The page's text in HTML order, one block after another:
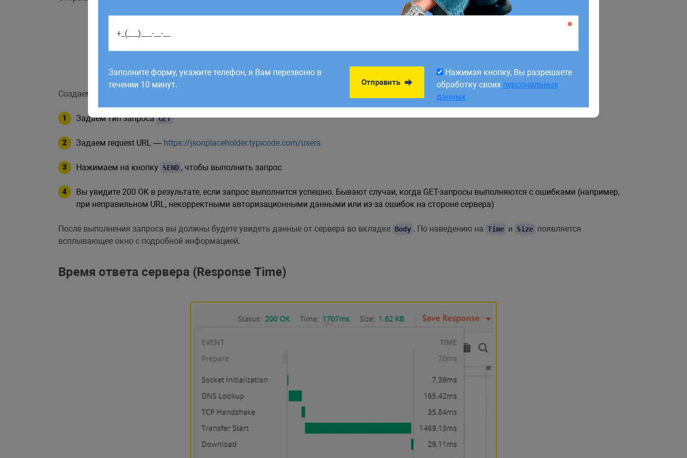
Создаем GET-запрос:
Задаем тип запроса GET
Задаем request URL — https://jsonplaceholder.typicode.com/users
Нажимаем на кнопку SEND , чтобы выполнить запрос
Вы увидите 200 OK в результате, если запрос выполнится успешно. Бывают случаи, когда GET-запросы выполняются с ошибками (например,
при неправильном URL, некорректными авторизационными данными или из-за ошибок на стороне сервера)
После выполнения запроса вы должны будете увидеть данные от сервера во вкладке Body . По наведению на Time и Size появляется
всплывающее окно с подробной информацией.
Время ответа сервера (Response Time)
Работаем по будням с 9:00 до 18:00. Заявки,
рабочий день до 12:00.
Нажимая кнопку, Вы разрешаете
данных
Заполните форму, укажите телефон, я Вам перезвоню в
течении 10 минут.
Отправить
Нажимая кнопку, Вы разрешаете
обработку своих персональных
данных